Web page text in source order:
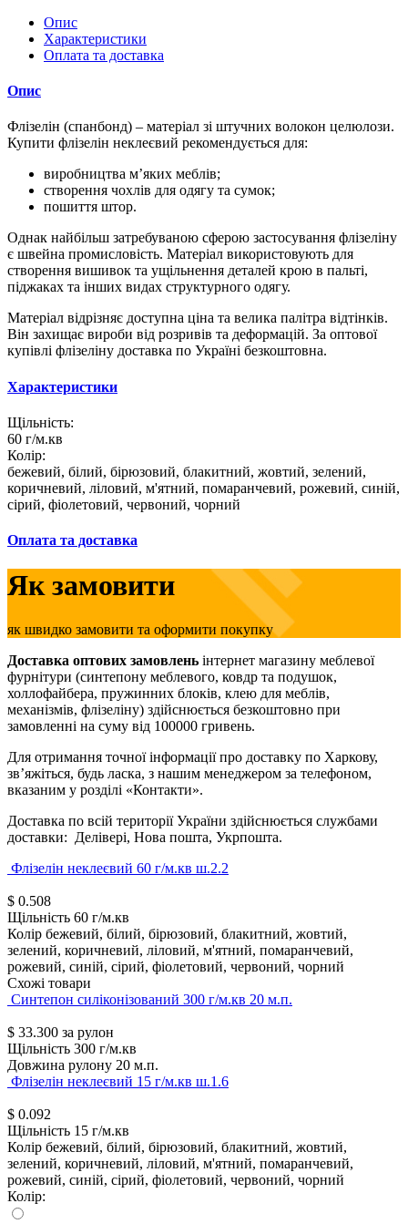
Опис
Характеристики
Оплата та доставка
Опис
Флізелін (спанбонд) – матеріал зі штучних волокон целюлози.
Купити флізелін неклеєвий рекомендується для:
виробництва м’яких меблів;
створення чохлів для одягу та сумок;
пошиття штор.
Однак найбільш затребуваною сферою застосування флізеліну
є швейна промисловість. Матеріал використовують для
створення вишивок та ущільнення деталей крою в пальті,
піджаках та інших видах структурного одягу.
Матеріал відрізняє доступна ціна та велика палітра відтінків.
Він захищає вироби від розривів та деформацій. За оптової
купівлі флізеліну доставка по Україні безкоштовна.
Характеристики
Щільність:
60 г/м.кв
Колір:
бежевий, білий, бірюзовий, блакитний, жовтий, зелений,
коричневий, ліловий, м'ятний, помаранчевий, рожевий, синій,
сірий, фіолетовий, червоний, чорний
Оплата та доставка
Як замовити
як швидко замовити та оформити покупку
Доставка оптових замовлень інтернет магазину меблевої
фурнітури (синтепону меблевого, ковдр та подушок,
холлофайбера, пружинних блоків, клею для меблів,
механізмів, флізеліну) здійснюється безкоштовно при
замовленні на суму від 100000 гривень.
Для отримання точної інформації про доставку по Харкову,
зв’яжіться, будь ласка, з нашим менеджером за телефоном,
вказаним у розділі «Контакти».
Доставка по всій території України здійснюється службами
доставки: Делівері, Нова пошта, Укрпошта.
Флізелін неклеєвий 60 г/м.кв ш.2.2
$ 0.508
Щільність 60 г/м.кв
Колір бежевий, білий, бірюзовий, блакитний, жовтий,
зелений, коричневий, ліловий, м'ятний, помаранчевий,
рожевий, синій, сірий, фіолетовий, червоний, чорний
Схожі товари
Синтепон силіконізований 300 г/м.кв 20 м.п.
$ 33.300 за рулон
Щільність 300 г/м.кв
Довжина рулону 20 м.п.
Флізелін неклеєвий 15 г/м.кв ш.1.6
$ 0.092
Щільність 15 г/м.кв
Колір бежевий, білий, бірюзовий, блакитний, жовтий,
зелений, коричневий, ліловий, м'ятний, помаранчевий,
рожевий, синій, сірий, фіолетовий, червоний, чорний
Колір: